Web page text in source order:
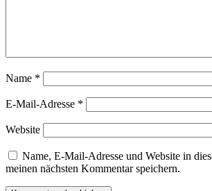
Name *
E-Mail-Adresse *
Website
Name, E-Mail-Adresse und Website in
meinen nächsten Kommentar speichern.